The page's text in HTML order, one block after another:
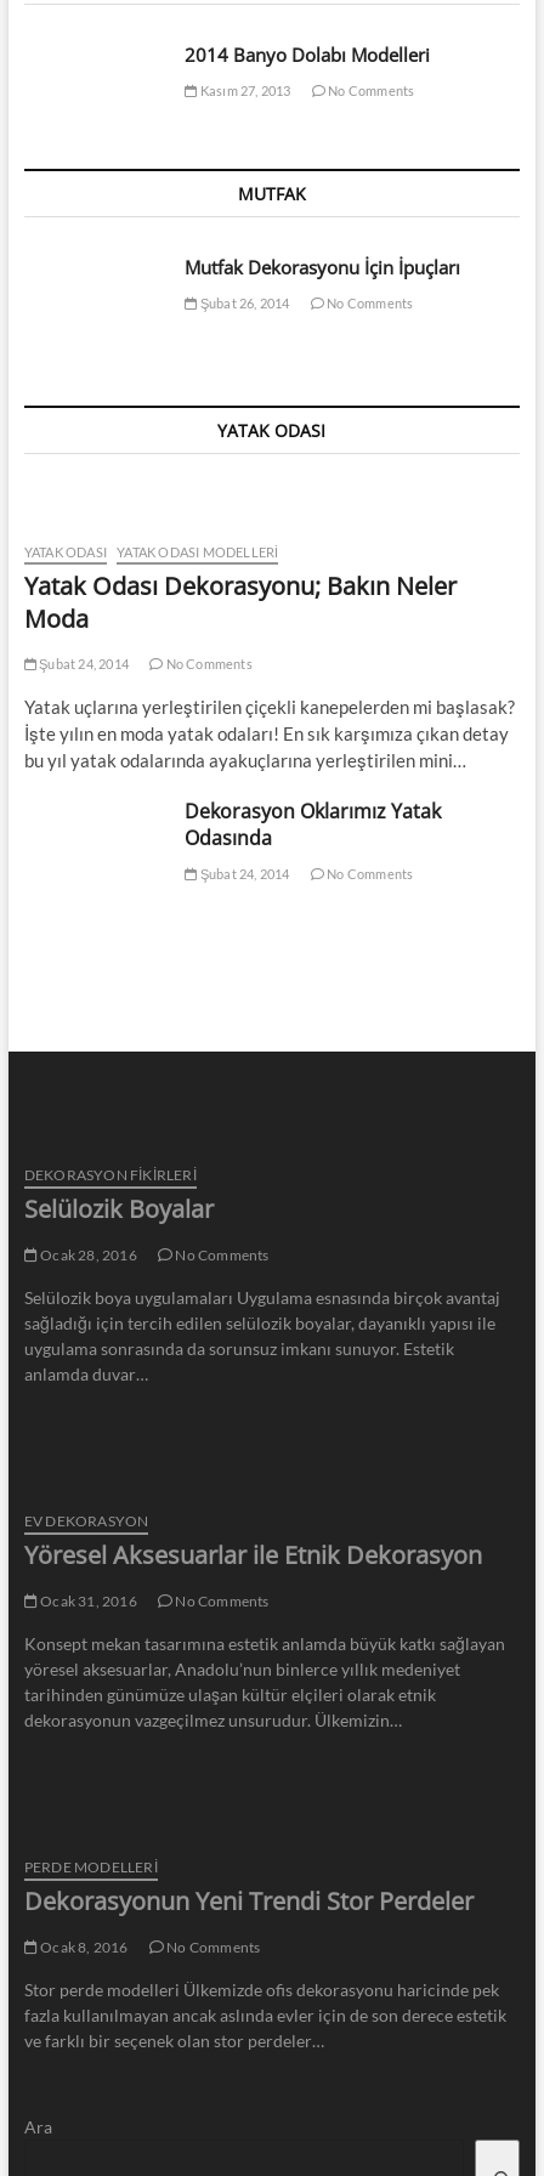
2014 Banyo Dolabı Modelleri
Kasım 27, 2013 No Comments
MUTFAK
Mutfak Dekorasyonu İçin İpuçları
Şubat 26, 2014 No Comments
YATAK ODASI
YATAK ODASI YATAK ODASI MODELLERI
Yatak Odası Dekorasyonu; Bakın Neler
Moda
Şubat 24, 2014 No Comments
Yatak uçlarına yerleştirilen çiçekli kanepelerden mi başlasak?
İşte yılın en moda yatak odaları! En sık karşımıza çıkan detay
bu yıl yatak odalarında ayakuçlarına yerleştirilen mini…
Dekorasyon Oklarımız Yatak
Odasında
Şubat 24, 2014 No Comments
DEKORASYON FİKİRLERİ
Selülozik Boyalar
Ocak 28, 2016 No Comments
Selülozik boya uygulamaları Uygulama esnasında birçok avantaj
sağladığı için tercih edilen selülozik boyalar, dayanıklı yapısı ile
uygulama sonrasında da sorunsuz imkanı sunuyor. Estetik
anlamda duvar…
EV DEKORASYON
Yöresel Aksesuarlar ile Etnik Dekorasyon
Ocak 31, 2016 No Comments
Konsept mekan tasarımına estetik anlamda büyük katkı sağlayan
yöresel aksesuarlar, Anadolu’nun binlerce yıllık medeniyet
tarihinden günümüze ulaşan kültür elçileri olarak etnik
dekorasyonun vazgeçilmez unsurudur. Ülkemizin…
PERDE MODELLERI
Dekorasyonun Yeni Trendi Stor Perdeler
Ocak 8, 2016 No Comments
Stor perde modelleri Ülkemizde ofis dekorasyonu haricinde pek
fazla kullanılmayan ancak aslında evler için de son derece estetik
ve farklı bir seçenek olan stor perdeler…
Ara